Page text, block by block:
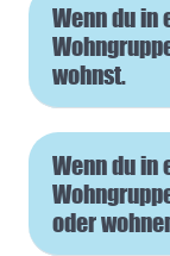
Wenn du in
wohnst.
Wenn du in
oder